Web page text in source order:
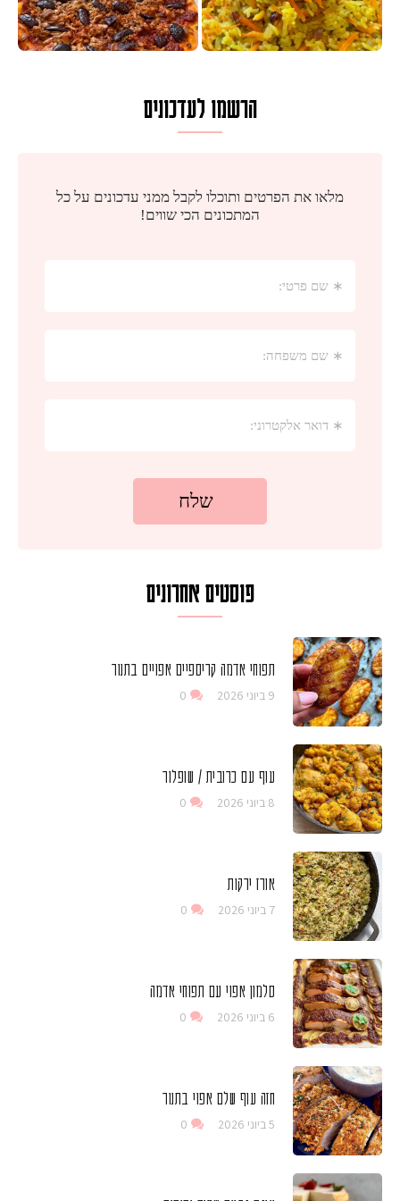
הרשמו לעדכונים
פוסטים אחרונים
תפוחי אדמה קריספיים אפויים בתנור
9 ביוני 2026 0
עוף עם כרובית / שופלור
8 ביוני 2026 0
אורז ירקות
7 ביוני 2026 0
סלמון אפוי עם תפוחי אדמה
6 ביוני 2026 0
חזה עוף שלם אפוי בתנור
5 ביוני 2026 0